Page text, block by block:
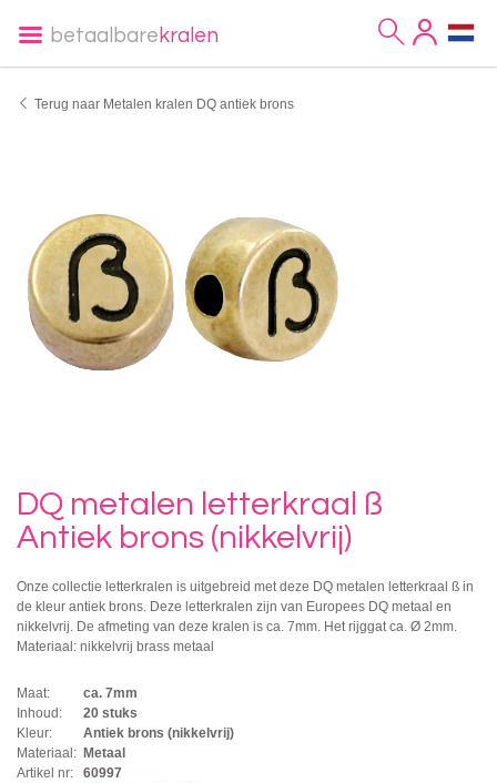
betaalbare kralen
Terug naar Metalen kralen DQ antiek brons
DQ metalen letterkraal ß
Antiek brons (nikkelvrij)
Onze collectie letterkralen is uitgebreid met deze DQ metalen letterkraal ß in
de kleur antiek brons. Deze letterkralen zijn van Europees DQ metaal en
nikkelvrij. De afmeting van deze kralen is ca. 7mm. Het rijggat ca. Ø 2mm.
Materiaal: nikkelvrij brass metaal
Maat:
ca. 7mm
Inhoud:
20 stuks
Kleur:
Antiek brons (nikkelvrij)
Materiaal: Metaal
Artikel nr:
60997